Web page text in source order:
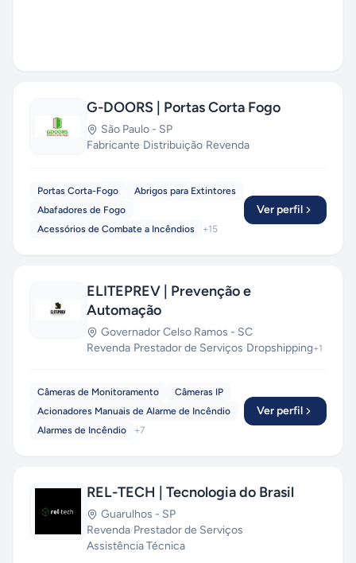
G-DOORS | Portas Corta Fogo
São Paulo - SP
Fabricante·Distribuição·Revenda
Portas Corta-Fogo
Abrigos para Extintores
Abafadores de Fogo
Acessórios de Combate a Incêndios
+15
Ver perfil
ELITEPREV | Prevenção e
Automação
Governador Celso Ramos - SC
Revenda·Prestador de Serviços·Dropshipping+1
Câmeras de Monitoramento
Câmeras IP
Acionadores Manuais de Alarme de Incêndio
Alarmes de Incêndio
+7
Ver perfil
REL-TECH | Tecnologia do Brasil
Guarulhos - SP
Revenda·Prestador de Serviços·
Assistência Técnica